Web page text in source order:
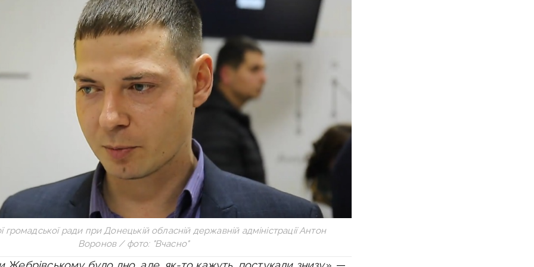
громадської ради при Донецькій обласній державній адміністрації Антон
Воронов / фото: "Вчасно"